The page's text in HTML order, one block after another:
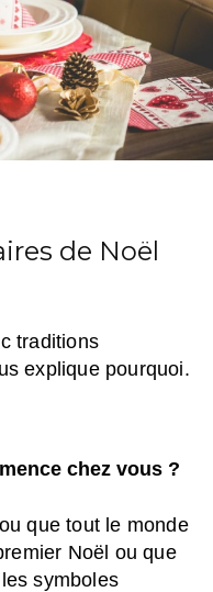
de Noël
traditions
s explique pourquoi.
chez vous ?
que tout le monde
Noël ou que
symboles